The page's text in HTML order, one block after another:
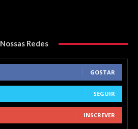
Nossas Redes
GOSTAR
SEGUIR
INSCREVER